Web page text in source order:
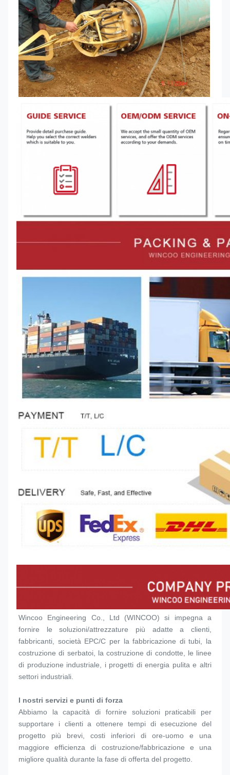
Wincoo Engineering Co., Ltd (WINCOO) si impegna a
fornire le soluzioni/attrezzature più adatte a clienti,
fabbricanti, società EPC/C per la fabbricazione di tubi, la
costruzione di serbatoi, la costruzione di condotte, le linee
di produzione industriale, i progetti di energia pulita e altri
settori industriali.
I nostri servizi e punti di forza
Abbiamo la capacità di fornire soluzioni praticabili per
supportare i clienti a ottenere tempi di esecuzione del
progetto più brevi, costi inferiori di ore-uomo e una
maggiore efficienza di costruzione/fabbricazione e una
migliore qualità durante la fase di offerta del progetto.